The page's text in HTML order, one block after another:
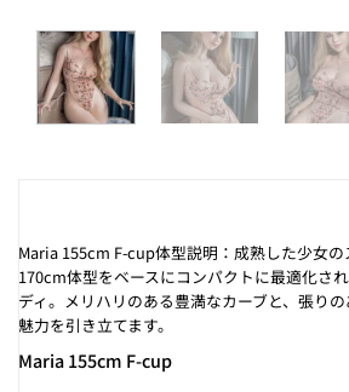
Maria 155cm F-cup体型説明：成熟した少女の
170cm体型をベースにコンパクトに最適化さ
ディ。メリハリのある豊満なカーブと、張り
魅力を引き立てます。
Maria 155cm F-cup